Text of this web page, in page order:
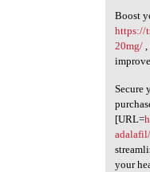
Boost
https://
20mg/,
Secure
[URL=
adalafil/
your